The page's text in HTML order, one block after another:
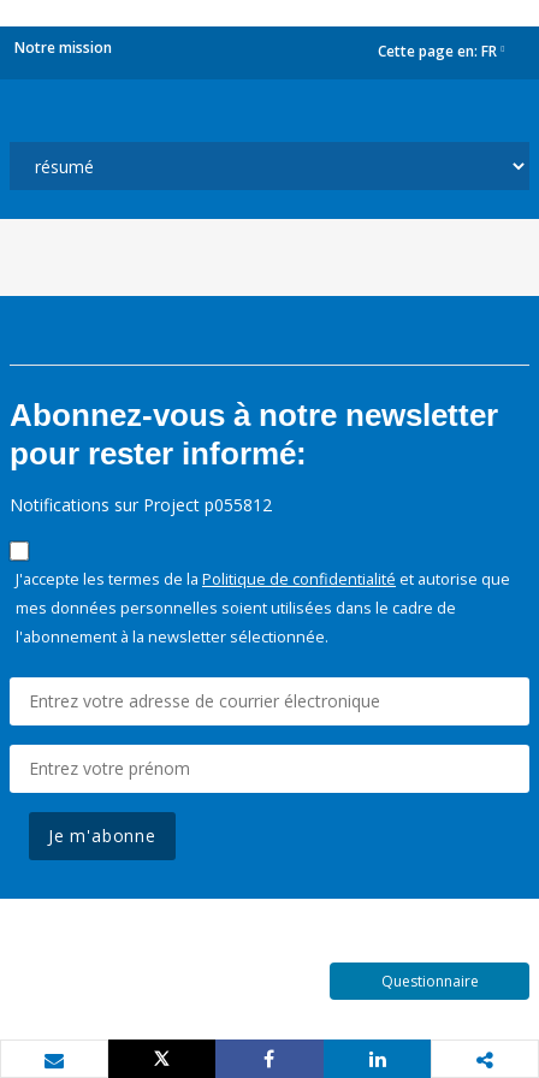
Notre mission Cette page en: FR
Abonnez-vous à notre newsletter
pour rester informé:
Notifications sur Project p055812
J'accepte les termes de la Politique de confidentialité et autorise que
mes données personnelles soient utilisées dans le cadre de
l'abonnement à la newsletter sélectionnée.
Je m'abonne
Questionnaire